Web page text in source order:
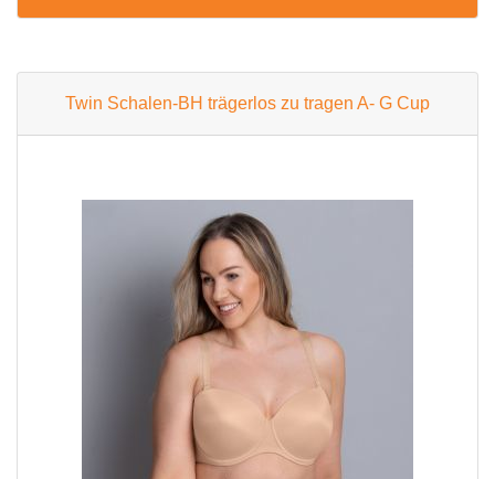
Twin Schalen-BH trägerlos zu tragen A- G Cup